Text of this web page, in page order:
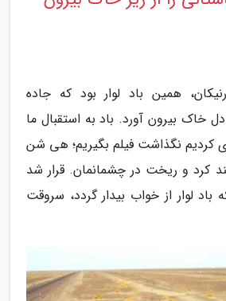
همین باد لوار بود که جاده
خاک بیرون آورد. باد به استقبال ما
کردیم نگذاشت فیلم بگیریم؛ هی شن
کرد و ریخت در چشمانمان. قرار شد
باد لوار از خواب بیدار گردد، سروقت